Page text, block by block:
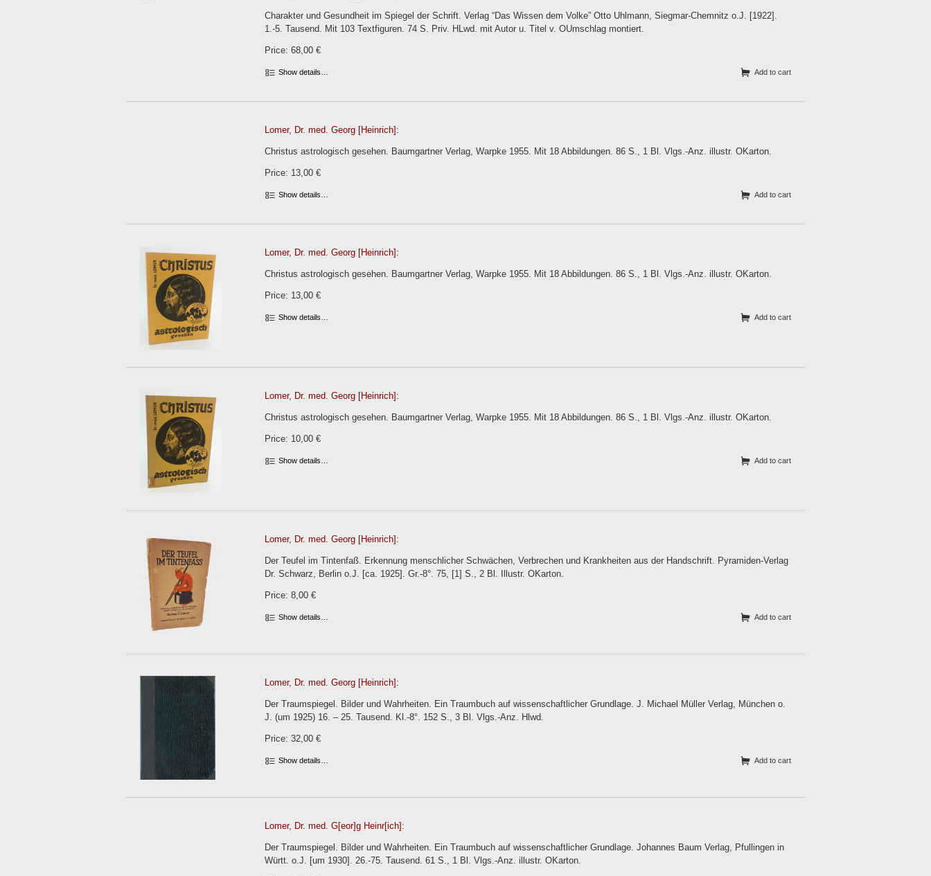
Charakter und Gesundheit im Spiegel der Schrift. Verlag “Das Wissen dem Volke” Otto Uhlmann, Siegmar-Chemnitz o.J. [1922].
1.-5. Tausend. Mit 103 Textfiguren. 74 S. Priv. HLwd. mit Autor u. Titel v. OUmschlag montiert.
Price: 68,00 €
Show details… Add to cart
Lomer, Dr. med. Georg [Heinrich]:
Christus astrologisch gesehen. Baumgartner Verlag, Warpke 1955. Mit 18 Abbildungen. 86 S., 1 Bl. Vlgs.-Anz. illustr. OKarton.
Price: 13,00 €
Show details… Add to cart
Lomer, Dr. med. Georg [Heinrich]:
Christus astrologisch gesehen. Baumgartner Verlag, Warpke 1955. Mit 18 Abbildungen. 86 S., 1 Bl. Vlgs.-Anz. illustr. OKarton.
Price: 13,00 €
Show details… Add to cart
Lomer, Dr. med. Georg [Heinrich]:
Christus astrologisch gesehen. Baumgartner Verlag, Warpke 1955. Mit 18 Abbildungen. 86 S., 1 Bl. Vlgs.-Anz. illustr. OKarton.
Price: 10,00 €
Show details… Add to cart
Lomer, Dr. med. Georg [Heinrich]:
Der Teufel im Tintenfaß. Erkennung menschlicher Schwächen, Verbrechen und Krankheiten aus der Handschrift. Pyramiden-Verlag
Dr. Schwarz, Berlin o.J. [ca. 1925]. Gr.-8°. 75, [1] S., 2 Bl. Illustr. OKarton.
Price: 8,00 €
Show details… Add to cart
Lomer, Dr. med. Georg [Heinrich]:
Der Traumspiegel. Bilder und Wahrheiten. Ein Traumbuch auf wissenschaftlicher Grundlage. J. Michael Müller Verlag, München o.
J. (um 1925) 16. – 25. Tausend. Kl.-8°. 152 S., 3 Bl. Vlgs.-Anz. Hlwd.
Price: 32,00 €
Show details… Add to cart
Lomer, Dr. med. G[eor]g Heinr[ich]:
Der Traumspiegel. Bilder und Wahrheiten. Ein Traumbuch auf wissenschaftlicher Grundlage. Johannes Baum Verlag, Pfullingen in
Württ. o.J. [um 1930]. 26.-75. Tausend. 61 S., 1 Bl. Vlgs.-Anz. illustr. OKarton.